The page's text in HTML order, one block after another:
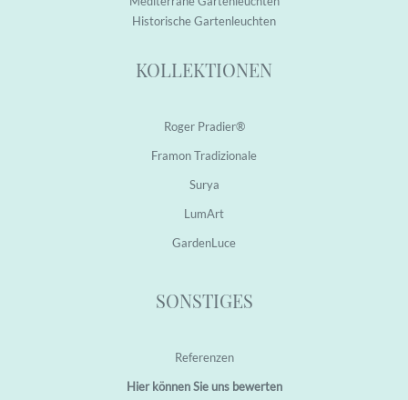
Historische Gartenleuchten
KOLLEKTIONEN
Roger Pradier®
Framon Tradizionale
Surya
LumArt
GardenLuce
SONSTIGES
Referenzen
Hier können Sie uns bewerten